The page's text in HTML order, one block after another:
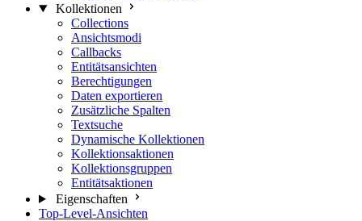
Kollektionen
Collections
Ansichtsmodi
Callbacks
Entitätsansichten
Berechtigungen
Daten exportieren
Zusätzliche Spalten
Textsuche
Dynamische Kollektionen
Kollektionsaktionen
Kollektionsgruppen
Entitätsaktionen
Eigenschaften
Top-Level-Ansichten